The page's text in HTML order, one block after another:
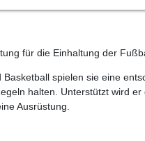
für die Einhaltung der
spielen sie eine
halten. Unterstützt wird
Ausrüstung.